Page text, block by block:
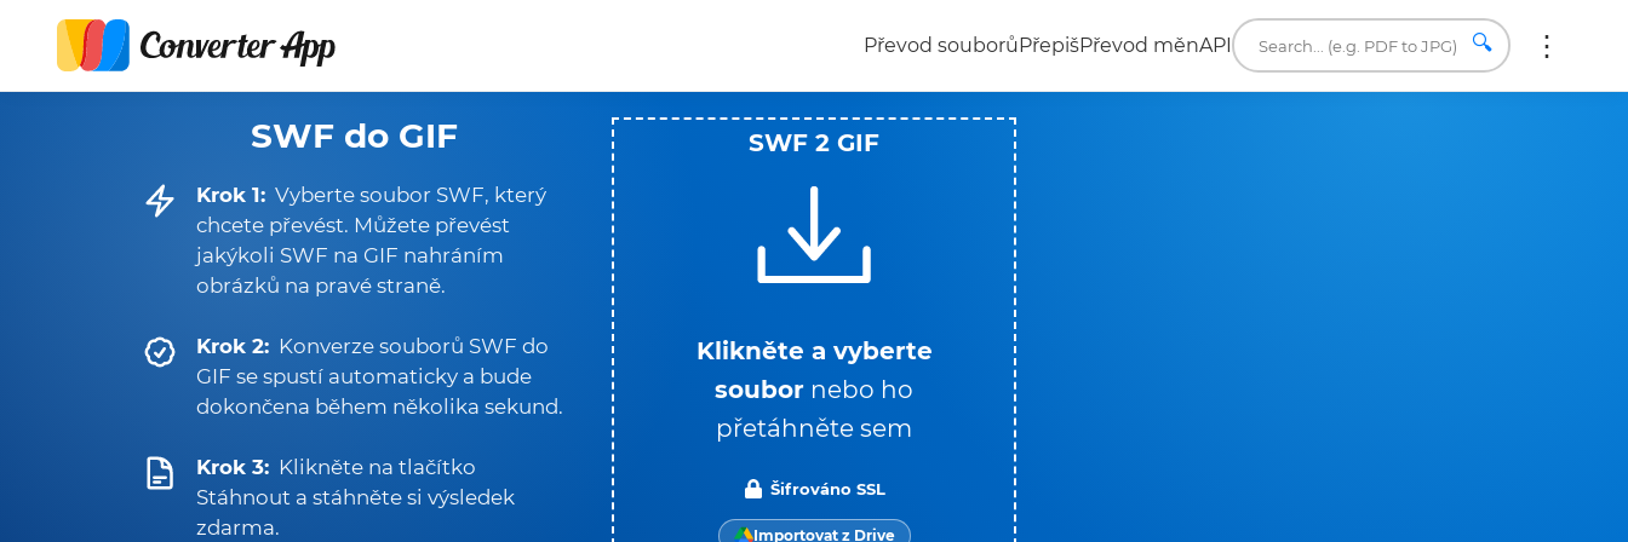
Převod souborůPřepišPřevod měnAPI 🔍
SWF do GIF
Krok 1: Vyberte soubor SWF, který
chcete převést. Můžete převést
jakýkoli SWF na GIF nahráním
obrázků na pravé straně.
Krok 2: Konverze souborů SWF do
GIF se spustí automaticky a bude
dokončena během několika sekund.
Krok 3: Klikněte na tlačítko
Stáhnout a stáhněte si výsledek
zdarma.
SWF 2 GIF
Klikněte a vyberte
soubor nebo ho
přetáhněte sem
Šifrováno SSL
Importovat z Drive